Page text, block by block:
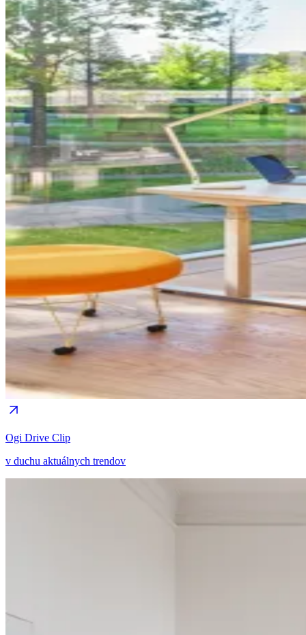
Ogi Drive Clip
v duchu aktuálnych trendov